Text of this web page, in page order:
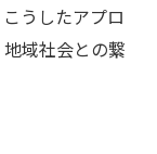
うしたアプロ
域社会との繋